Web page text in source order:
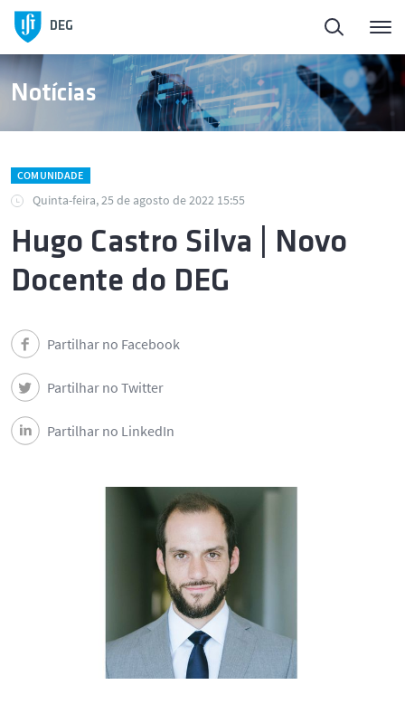
DEG
Notícias
COMUNIDADE
Quinta-feira, 25 de agosto de 2022 15:55
Hugo Castro Silva | Novo
Docente do DEG
Partilhar no Facebook
Partilhar no Twitter
Partilhar no LinkedIn